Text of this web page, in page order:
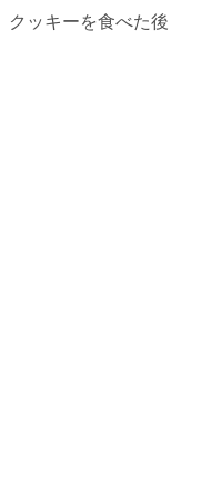
クッキーを食べた後